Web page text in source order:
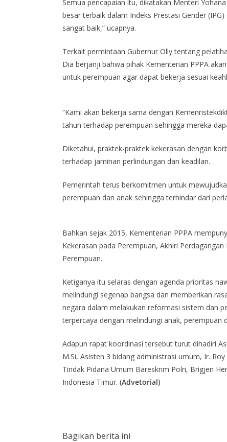
Semua pencapaian itu, dikatakan Menteri
besar terbaik dalam Indeks Prestasi Gender
sangat baik,” ucapnya.
Terkait permintaan Gubernur Olly tentang
Dia berjanji bahwa pihak Kementerian PPPA
untuk perempuan agar dapat bekerja sesuai
“Kami akan bekerja sama dengan
tahun terhadap perempuan sehingga mereka
Diketahui, praktek-praktek kekerasan dengan
terhadap jaminan perlindungan dan keadilan.
Pemerintah terus berkomitmen untuk
perempuan dan anak sehingga terhindar dari
Bahkan sejak 2015, Kementerian PPPA
Kekerasan pada Perempuan, Akhiri
Perempuan.
Ketiganya itu selaras dengan agenda prioritas
melindungi segenap bangsa dan memberikan
negara dalam melakukan reformasi sistem dan
terpercaya dengan melindungi anak, perempuan
Adapun rapat koordinasi tersebut turut dihadiri
M.Si, Asisten 3 bidang administrasi umum, Ir.
Tindak Pidana Umum Bareskrim Polri, Brigjen
Indonesia Timur. (Advetorial)
Bagikan berita ini